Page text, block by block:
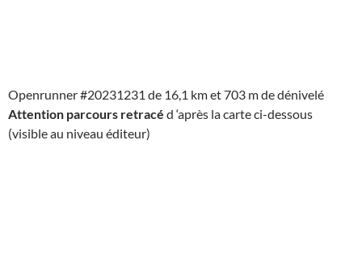
Openrunner #20231231 de 16,1 km et 703 m de dénivelé
Attention parcours retracé d ‘après la carte ci-dessous
(visible au niveau éditeur)